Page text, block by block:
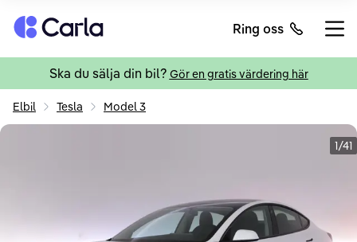
Tillbaka till startsidan Ring oss
Ska du sälja din bil? Gör en gratis värdering här
Elbil Tesla Model 3
1/41